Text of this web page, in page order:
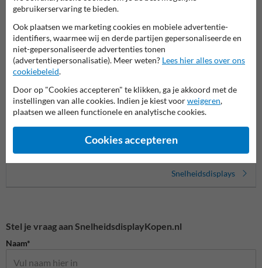
Sierzega
Snelheidsdisplays
Stel je vraag aan SnelheidsdisplayKopen.nl
Naam*
gebruikerservaring te bieden.
Ook plaatsen we marketing cookies en mobiele advertentie-
identifiers, waarmee wij en derde partijen gepersonaliseerde en
niet-gepersonaliseerde advertenties tonen
(advertentiepersonalisatie). Meer weten? Lees hier alles over ons
cookiebeleid.
Door op "Cookies accepteren" te klikken, ga je akkoord met de
instellingen van alle cookies. Indien je kiest voorweigeren,
plaatsen we alleen functionele en analytische cookies.
Cookies accepteren